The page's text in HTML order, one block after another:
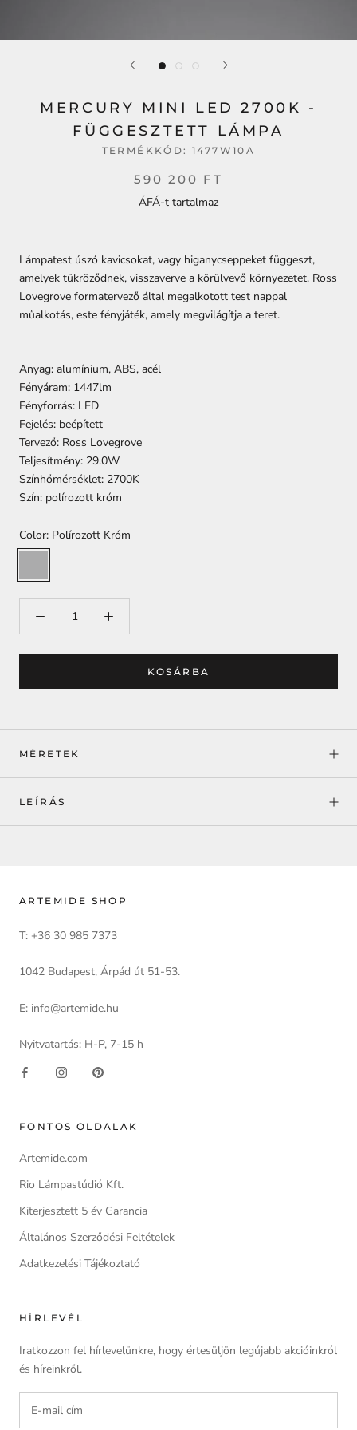
MERCURY MINI LED 2700K -
FÜGGESZTETT LÁMPA
TERMÉKKÓD:1477W10A
590 200 FT
ÁFÁ-t tartalmaz
Lámpatest úszó kavicsokat, vagy higanycseppeket függeszt,
amelyek tükröződnek, visszaverve a körülvevő környezetet, Ross
Lovegrove formatervező által megalkotott test nappal
műalkotás, este fényjáték, amely megvilágítja a teret.
Anyag: alumínium, ABS, acél
Fényáram: 1447lm
Fényforrás: LED
Fejelés: beépített
Tervező: Ross Lovegrove
Teljesítmény: 29.0W
Színhőmérséklet: 2700K
Szín: polírozott króm
Color: Polírozott Króm
Króm
KOSÁRBA
MÉRETEK
LEÍRÁS
ARTEMIDE SHOP
T: +36 30 985 7373
1042 Budapest, Árpád út 51-53.
E: info@artemide.hu
Nyitvatartás: H-P, 7-15 h
FONTOS OLDALAK
Artemide.com
Rio Lámpastúdió Kft.
Kiterjesztett 5 év Garancia
Általános Szerződési Feltételek
Adatkezelési Tájékoztató
HÍRLEVÉL
Iratkozzon fel hírlevelünkre, hogy értesüljön legújabb akcióinkról
és híreinkről.